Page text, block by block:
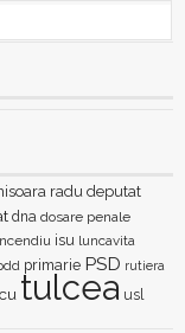
radu deputat
dna dosare penale
isu luncavita
primarie PSD rutiera
tulcea usl